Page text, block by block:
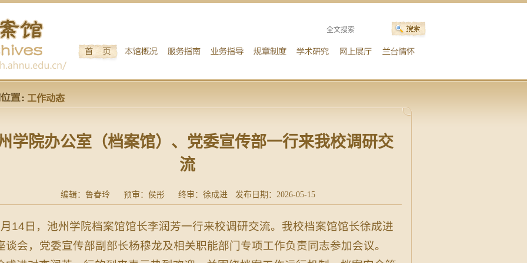
工作动态
学院办公室（档案馆）、党委宣传部一行来我校调研交
流
编辑：鲁春玲 预审：侯彤 终审：徐成进 发布日期：2026-05-15
14日，池州学院档案馆馆长李润芳一行来校调研交流。我校档案馆馆长徐成进
谈会，党委宣传部副部长杨穆龙及相关职能部门专项工作负责同志参加会议。